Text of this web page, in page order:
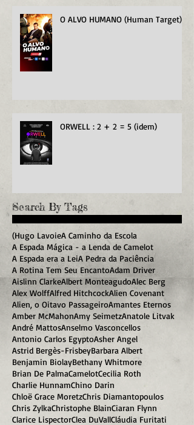
O ALVO HUMANO (Human Target)
ORWELL : 2 + 2 = 5 (idem)
Search By Tags
(Hugo LavoieA Caminho da Escola
A Espada Mágica - a Lenda de Camelot
A Espada era a LeiA Pedra da Paciência
A Rotina Tem Seu EncantoAdam Driver
Aislinn ClarkeAlbert MonteagudoAlec Berg
Alex WolffAlfred HitchcockAlien Covenant
Alien, o Oitavo PassageiroAmantes Eternos
Amber McMahonAmy SeimetzAnatole Litvak
André MattosAnselmo Vasconcellos
Antonio Carlos EgyptoAsher Angel
Astrid Bergès-FrisbeyBarbara Albert
Benjamin BiolayBethany Whitmore
Brian De PalmaCamelotCecilia Roth
Charlie HunnamChino Darin
Chloë Grace MoretzChris Diamantopoulos
Chris ZylkaChristophe BlainCiaran Flynn
Clarice LispectorClea DuVallCláudia Furitati